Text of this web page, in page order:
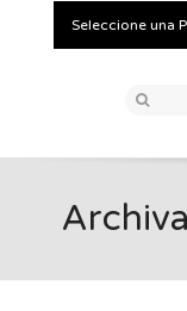
Seleccione una